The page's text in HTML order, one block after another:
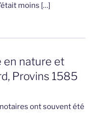
moins […]
en nature et
Provins 1585
ont souvent été